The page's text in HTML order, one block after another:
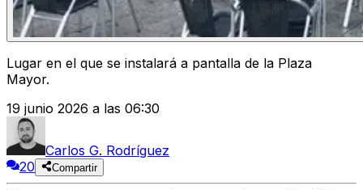
Lugar en el que se instalará a pantalla de la Plaza
Mayor.
19 junio 2026 a las 06:30
Carlos G. Rodríguez
20
Compartir